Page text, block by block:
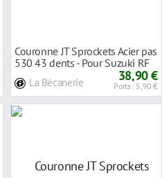
Couronne JT Sprockets Acier pas
530 43 dents - Pour Suzuki RF
La Bécanerie 38,90 €
Ports : 5,90 €